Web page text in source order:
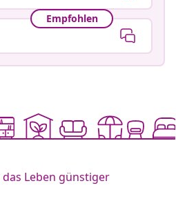
Empfohlen
das Leben günstiger